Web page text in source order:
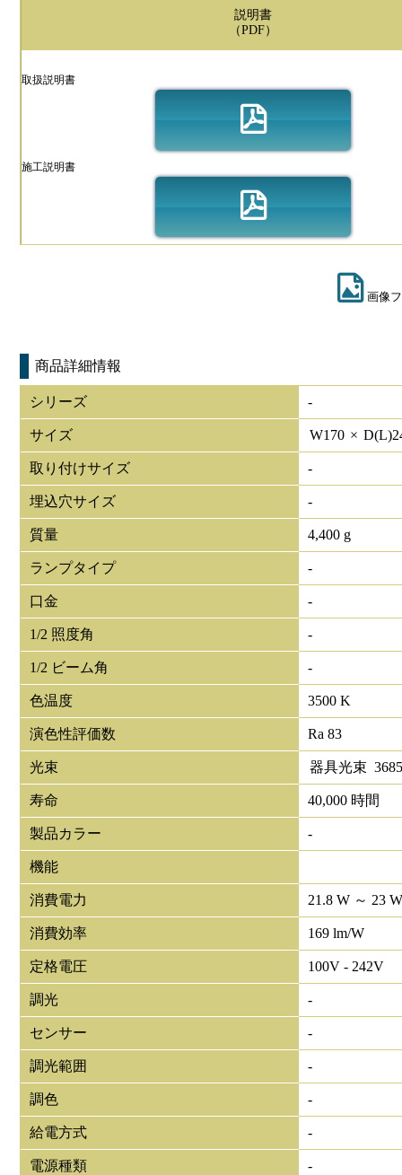
説明書
（PDF）
取扱説明書
施工説明書
画像
商品詳細情報
シリーズ -
サイズ W170 × D(L)
取り付けサイズ -
埋込穴サイズ -
質量 4,400 g
ランプタイプ -
口金 -
1/2 照度角 -
1/2 ビーム角 -
色温度 3500 K
演色性評価数 Ra 83
光束 器具光束
寿命 40,000 時間
製品カラー -
機能
消費電力 21.8 W ～ 23
消費効率 169 lm/W
定格電圧 100V - 242V
調光 -
センサー -
調光範囲 -
調色 -
給電方式 -
電源種類 -